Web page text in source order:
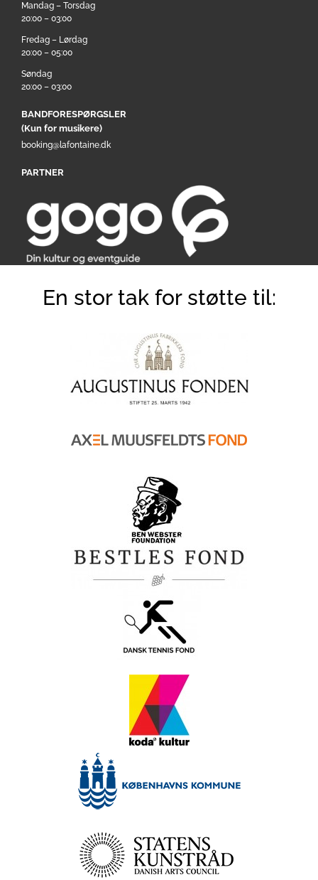
Mandag – Torsdag
20:00 – 03:00
Fredag – Lørdag
20:00 – 05:00
Søndag
20:00 – 03:00
BANDFORESPØRGSLER
(Kun for musikere)
booking@lafontaine.dk
PARTNER
En stor tak for støtte til: